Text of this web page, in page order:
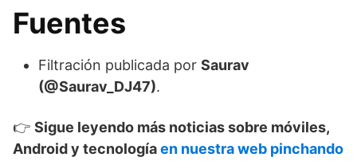
Fuentes
Filtración publicada por Saurav
(@Saurav_DJ47).
👉 Sigue leyendo más noticias sobre móviles,
Android y tecnologíaen nuestra web pinchando